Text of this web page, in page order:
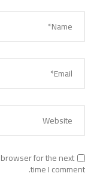
for the next
time I comment.